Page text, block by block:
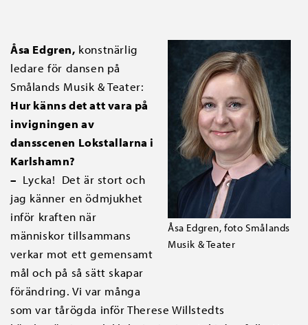
Åsa Edgren, foto Smålands
Musik & Teater
Åsa Edgren, konstnärlig
ledare för dansen på
Smålands Musik & Teater:
Hur känns det att vara på
invigningen av
dansscenen Lokstallarna i
Karlshamn?
– Lycka! Det är stort och
jag känner en ödmjukhet
inför kraften när
människor tillsammans
verkar mot ett gemensamt
mål och på så sätt skapar
förändring. Vi var många
som var tårögda inför Therese Willstedts